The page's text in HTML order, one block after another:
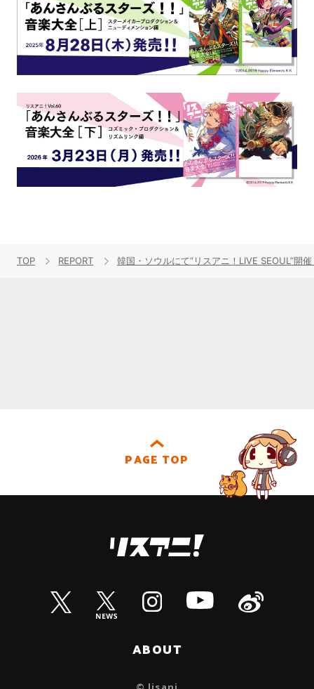
TOP REPORT 韓国・ソウルにて“リスアニ！LIVE SEOUL”
PAGE TOP
ABOUT